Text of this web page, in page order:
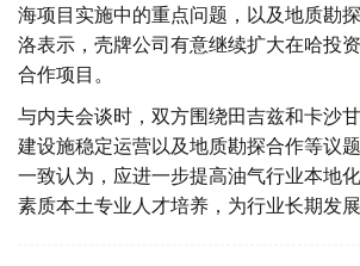
海项目实施中的重点问题，以及地质勘
洛表示，壳牌公司有意继续扩大在哈投
合作项目。
与内夫会谈时，双方围绕田吉兹和卡沙
建设施稳定运营以及地质勘探合作等议
一致认为，应进一步提高油气行业本地
素质本土专业人才培养，为行业长期发展